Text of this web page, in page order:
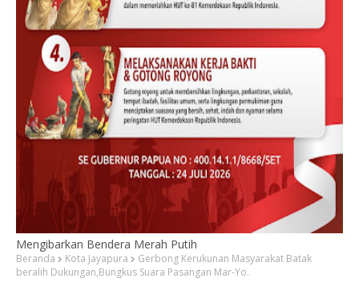
Mengibarkan Bendera Merah Putih
Beranda Kota Jayapura
Gerbong Kerukunan Masyarakat Batak
beralih Dukungan,Bungkus Suara Pasangan Mar-Yo.